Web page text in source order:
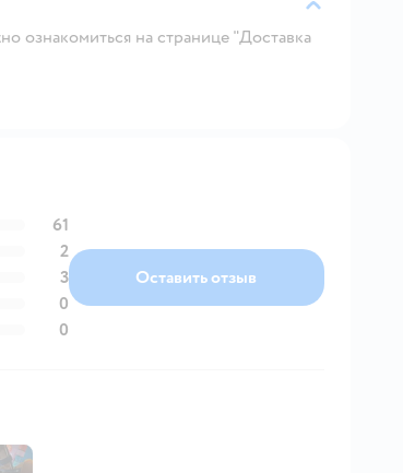
ознакомиться на странице "Доставка
61
2
3
0
0
Оставить отзыв